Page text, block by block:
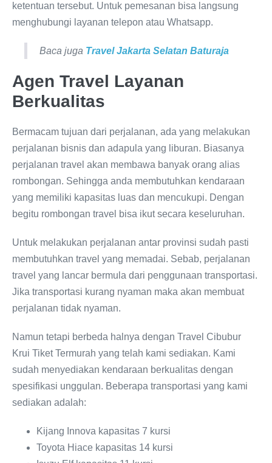
ketentuan tersebut. Untuk pemesanan bisa langsung
menghubungi layanan telepon atau Whatsapp.
Baca juga Travel Jakarta Selatan Baturaja
Agen Travel Layanan
Berkualitas
Bermacam tujuan dari perjalanan, ada yang melakukan
perjalanan bisnis dan adapula yang liburan. Biasanya
perjalanan travel akan membawa banyak orang alias
rombongan. Sehingga anda membutuhkan kendaraan
yang memiliki kapasitas luas dan mencukupi. Dengan
begitu rombongan travel bisa ikut secara keseluruhan.
Untuk melakukan perjalanan antar provinsi sudah pasti
membutuhkan travel yang memadai. Sebab, perjalanan
travel yang lancar bermula dari penggunaan transportasi.
Jika transportasi kurang nyaman maka akan membuat
perjalanan tidak nyaman.
Namun tetapi berbeda halnya dengan Travel Cibubur
Krui Tiket Termurah yang telah kami sediakan. Kami
sudah menyediakan kendaraan berkualitas dengan
spesifikasi unggulan. Beberapa transportasi yang kami
sediakan adalah:
Kijang Innova kapasitas 7 kursi
Toyota Hiace kapasitas 14 kursi